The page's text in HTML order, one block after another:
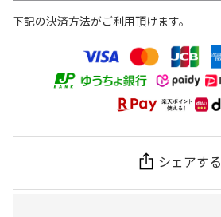
下記の決済方法がご利用頂けます。
シェアする